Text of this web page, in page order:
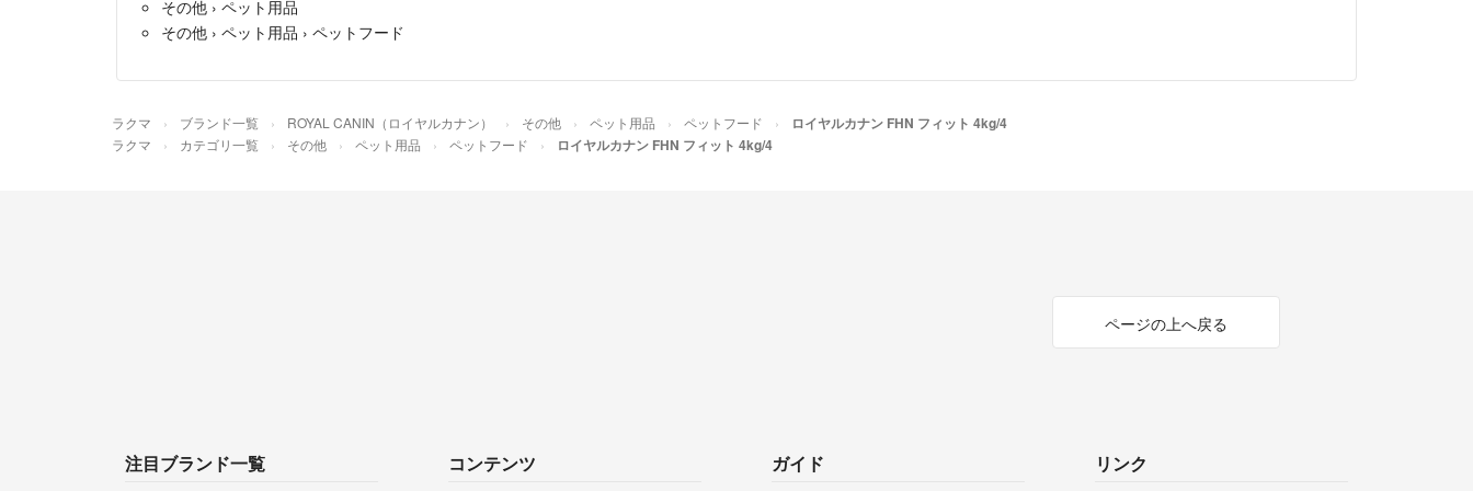
その他 › ペット用品
その他 › ペット用品 › ペットフード
ラクマ ブランド一覧 ROYAL CANIN（ロイヤルカナン） その他 ペット用品 ペットフード ロイヤルカナン FHN フィット 4kg/4
ラクマ カテゴリ一覧 その他 ペット用品 ペットフード ロイヤルカナン FHN フィット 4kg/4
ページの上へ戻る
注目ブランド一覧 コンテンツ ガイド リンク